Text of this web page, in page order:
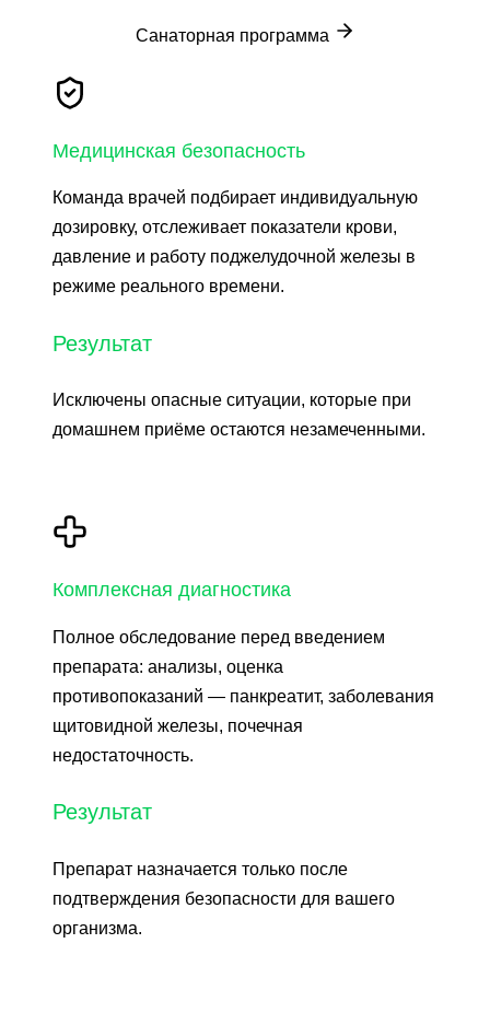
Санаторная программа
Медицинская безопасность
Команда врачей подбирает индивидуальную
дозировку, отслеживает показатели крови,
давление и работу поджелудочной железы в
режиме реального времени.
Результат
Исключены опасные ситуации, которые при
домашнем приёме остаются незамеченными.
Комплексная диагностика
Полное обследование перед введением
препарата: анализы, оценка
противопоказаний — панкреатит, заболевания
щитовидной железы, почечная
недостаточность.
Результат
Препарат назначается только после
подтверждения безопасности для вашего
организма.